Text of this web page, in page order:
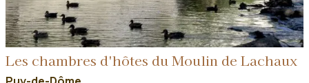
Les chambres d'hôtes du Moulin de Lachaux